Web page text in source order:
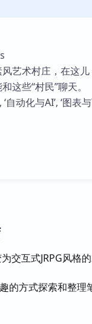
艺术村庄，在这
这些“村民”聊天。
自动化与AI’, ‘图表
交互式JRPG风格
的方式探索和整